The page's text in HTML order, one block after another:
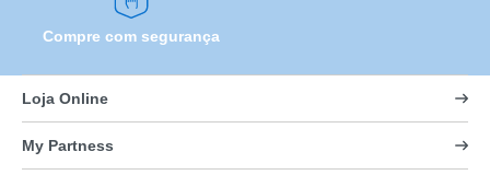
Compre com segurança
Loja Online
My Partness